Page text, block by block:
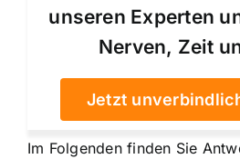
unseren Experten
Nerven, Zeit
Jetzt
Im Folgenden finden Sie